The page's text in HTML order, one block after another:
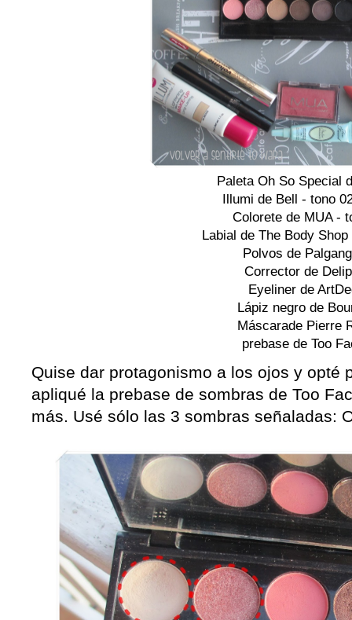
Paleta Oh So Special
Illumi de Bell - tono
Colorete de MUA -
Labial de The Body
Polvos de
Corrector de
Eyeliner de
Lápiz negro de
Máscarade Pierre
prebase de Too
Quise dar protagonismo a los ojos y opté
apliqué la prebase de sombras de Too
más. Usé sólo las 3 sombras señaladas: